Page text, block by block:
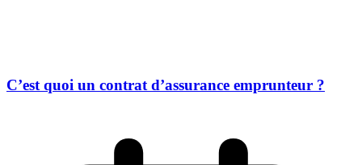
C’est quoi un contrat d’assurance emprunteur ?